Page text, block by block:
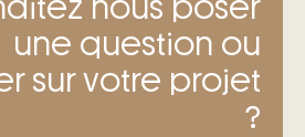
une question ou
sur votre projet
?